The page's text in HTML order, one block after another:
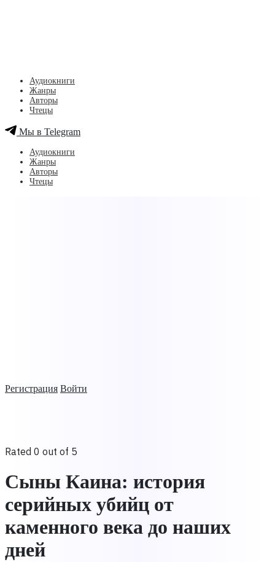
Регистрация Войти
Аудиокниги
Жанры
Авторы
Чтецы
Мы в Telegram
Аудиокниги
Жанры
Авторы
Чтецы
Rated 0 out of 5
Сыны Каина: история
серийных убийц от
каменного века до наших
дней